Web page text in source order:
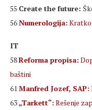
55 Create the future:
56Numerologija:
IT
58Reforma propisa:
baštini
61Manfred Jozef, SAP:
63„Tarkett“: Rešenje